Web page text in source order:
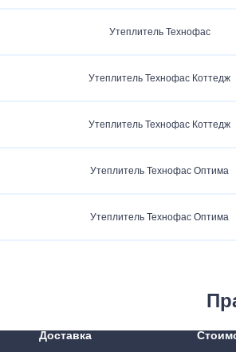
Утеплитель Технофас
Утеплитель Технофас Коттедж
Утеплитель Технофас Коттедж
Утеплитель Технофас Оптима
Утеплитель Технофас Оптима
Доставка